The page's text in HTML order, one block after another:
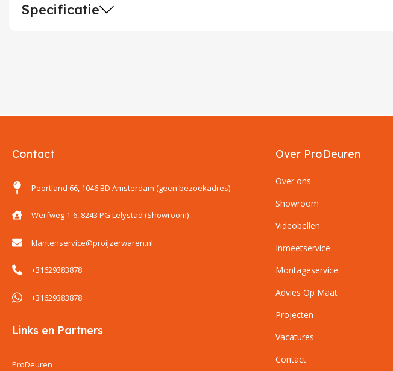
Specificatie
Contact
Poortland 66, 1046 BD Amsterdam (geen bezoekadres)
Werfweg 1-6, 8243 PG Lelystad (Showroom)
klantenservice@proijzerwaren.nl
+31629383878
+31629383878
Links en Partners
ProDeuren
Over ProDeuren
Over ons
Showroom
Videobellen
Inmeetservice
Montageservice
Advies Op Maat
Projecten
Vacatures
Contact